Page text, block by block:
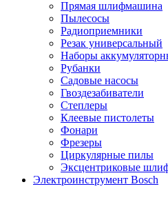
Прямая шлифмашина
Пылесосы
Радиоприемники
Резак универсальный
Наборы
Рубанки
Садовые насосы
Гвоздезабиватели
Степлеры
Клеевые пистолеты
Фонари
Фрезеры
Циркулярные пилы
Эксцентриковые
Электроинструмент Bosch